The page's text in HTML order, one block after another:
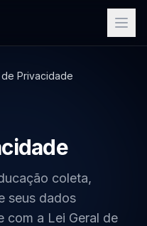
Privacidade
coleta,
seus dados
com a Lei Geral de